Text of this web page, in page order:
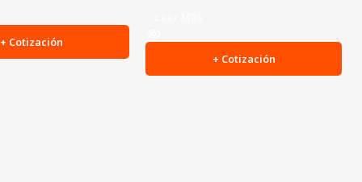
+ Cotización
+ Cotización